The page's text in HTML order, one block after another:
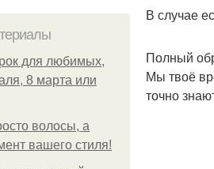
для любимых,
8 марта или
волосы, а
вашего стиля!
В случае
Полный
Мы твоё
точно